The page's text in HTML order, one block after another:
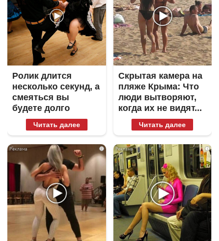
Ролик длится
несколько секунд, а
смеяться вы
будете долго
Читать далее
Скрытая камера на
пляже Крыма: Что
люди вытворяют,
когда их не видят...
Читать далее
i i